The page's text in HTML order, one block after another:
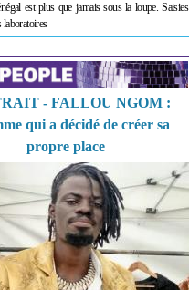
est plus que jamais sous la loupe. Saisies
laboratoires
- FALLOU NGOM :
qui a décidé de créer sa
propre place